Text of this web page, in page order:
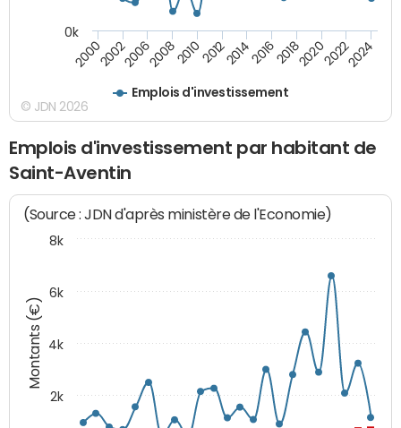
Emplois d'investissement
200020022006200820102012201420162018202020222024
0k
© JDN 2026
Emplois d'investissement par habitant de
Saint-Aventin
Montants (€)
(Source : JDN d'après ministère de l'Economie)
2k
4k
6k
8k